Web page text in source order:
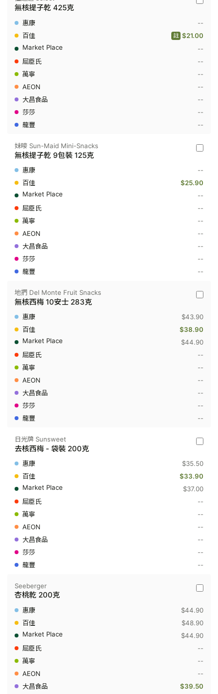
佳
-
核
乾
克
無核提子乾 425克
--
$21.00
註
--
--
--
--
--
--
--
妹
Mini-
提
乾
裝
妹嘜 Sun-Maid Mini-Snacks
無核提子乾 9包裝 125克
--
$25.90
--
--
--
--
--
--
--
地
Del
Monte
Fruit
-
西
10
安
283
地捫 Del Monte Fruit Snacks
無核西梅 10安士 283克
$43.90
$38.90
$44.90
--
--
--
--
--
--
日
牌
-
核
裝
200
日光牌 Sunsweet
去核西梅 - 袋裝 200克
$35.50
$33.90
$37.00
--
--
--
--
--
--
杏
桃
乾
克
Seeberger
杏桃乾 200克
$44.90
$48.90
$44.90
--
--
--
$39.50